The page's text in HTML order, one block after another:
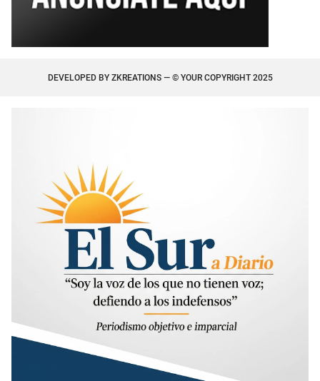
DEVELOPED BY ZKREATIONS— © YOUR COPYRIGHT 2025